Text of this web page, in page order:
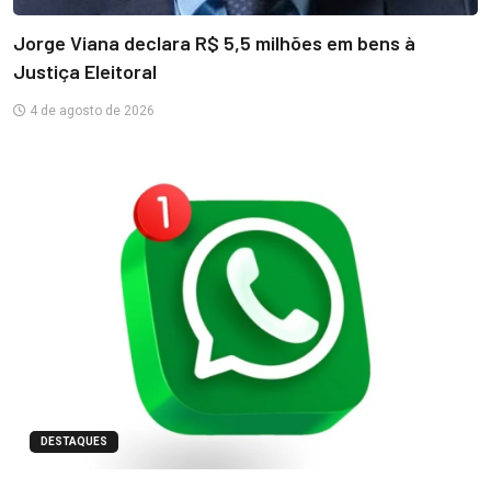
Jorge Viana declara R$ 5,5 milhões em bens à
Justiça Eleitoral
4 de agosto de 2026
DESTAQUES